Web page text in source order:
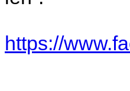
https://